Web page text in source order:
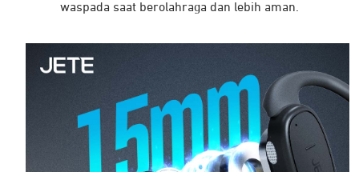
waspada saat berolahraga dan lebih aman.